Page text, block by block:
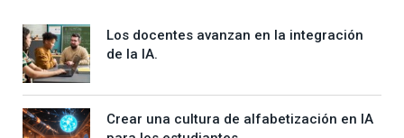
Los docentes avanzan en la integración
de la IA.
Crear una cultura de alfabetización en IA